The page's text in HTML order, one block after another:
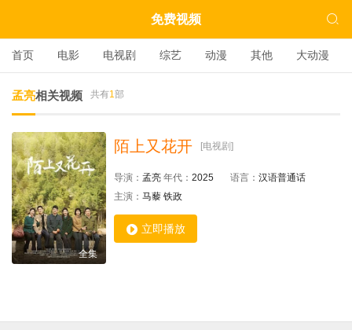
免费视频
首页 电影 电视剧 综艺 动漫 其他 大动漫

孟亮相关视频 共有1部
全集
陌上又花开 [电视剧]
导演： 孟亮 年代： 2025 语言： 汉语普通话
主演： 马藜 铁政
 立即播放